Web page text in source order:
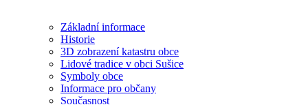
Základní informace
Historie
3D zobrazení katastru obce
Lidové tradice v obci Sušice
Symboly obce
Informace pro občany
Současnost